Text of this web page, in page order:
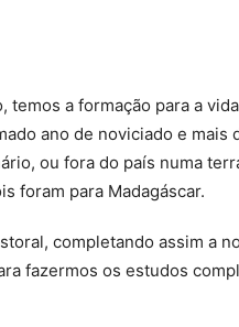
temos a formação para a
ano de noviciado e mais
ou fora do país numa
foram para Madagáscar.
completando assim a
fazermos os estudos